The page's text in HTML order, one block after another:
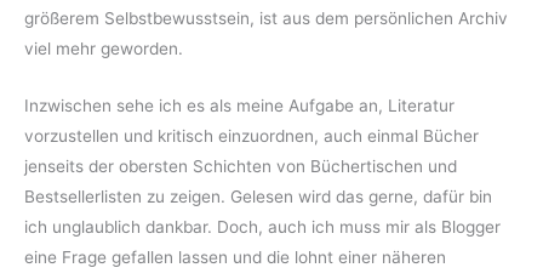
größerem Selbstbewusstsein, ist aus dem persönlichen Archiv
viel mehr geworden.
Inzwischen sehe ich es als meine Aufgabe an, Literatur
vorzustellen und kritisch einzuordnen, auch einmal Bücher
jenseits der obersten Schichten von Büchertischen und
Bestsellerlisten zu zeigen. Gelesen wird das gerne, dafür bin
ich unglaublich dankbar. Doch, auch ich muss mir als Blogger
eine Frage gefallen lassen und die lohnt einer näheren